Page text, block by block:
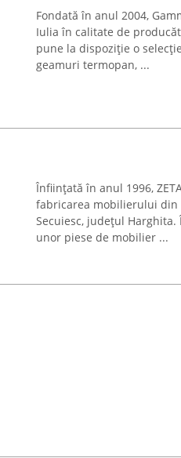
Fondată în anul 2004,
Iulia în calitate de
pune la dispoziție o
geamuri termopan, ...
Înființată în anul 1996,
fabricarea mobilierului din
Secuiesc, județul
unor piese de mobilier ...